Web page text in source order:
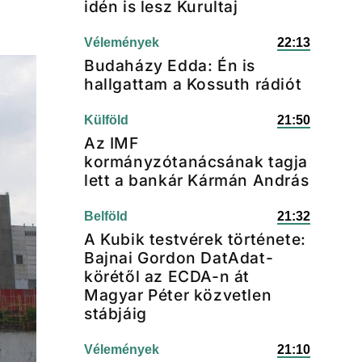
idén is lesz Kurultaj
Vélemények 22:13
Budaházy Edda: Én is
hallgattam a Kossuth rádiót
Külföld 21:50
Az IMF
kormányzótanácsának tagja
lett a bankár Kármán András
Belföld 21:32
A Kubik testvérek története:
Bajnai Gordon DatAdat-
körétől az ECDA-n át
Magyar Péter közvetlen
stábjáig
Vélemények 21:10